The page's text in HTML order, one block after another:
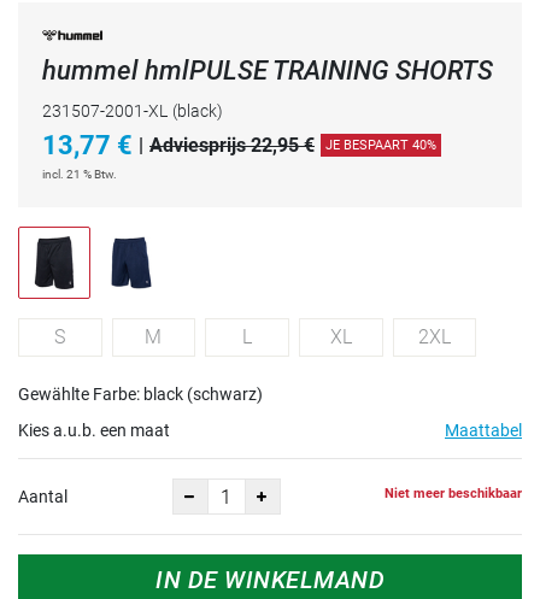
hummel hmlPULSE TRAINING SHORTS
231507-2001-XL (black)
13,77 € | Adviesprijs 22,95 € JE BESPAART 40%
incl. 21 % Btw.
S M L XL 2XL
Gewählte Farbe: black (schwarz)
Kies a.u.b. een maat
Maattabel
Aantal Niet meer beschikbaar
IN DE WINKELMAND